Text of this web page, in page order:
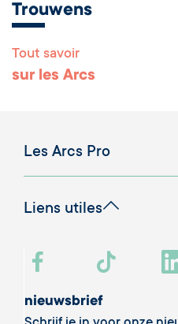
Trouwens
Tout savoir
sur les Arcs
Les Arcs Pro
Liens utiles
nieuwsbrief